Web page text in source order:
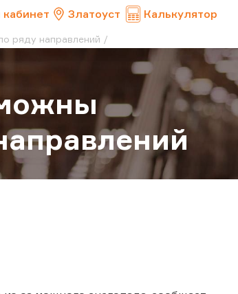
Златоуст Калькулятор
ряду направлений